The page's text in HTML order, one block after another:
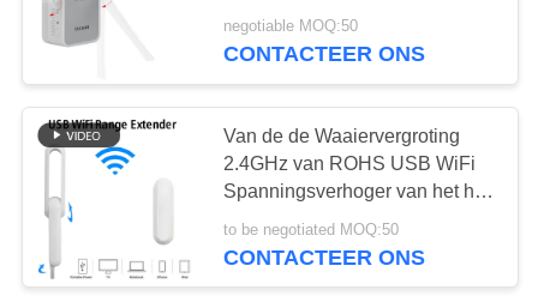
VR
SITEMAP
PRIVACY
negotiable MOQ:50
CONTACTEER ONS
Van de de Waaiervergroting
2.4GHz van ROHS USB WiFi
Spanningsverhoger van het het
Huis de Draadloze Signaal
to be negotiated MOQ:50
CONTACTEER ONS